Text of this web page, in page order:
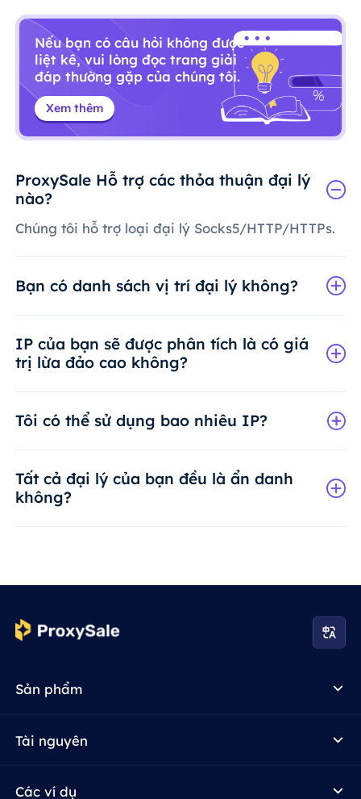
Nếu bạn có câu hỏi không được
liệt kê, vui lòng đọc trang giải
đáp thường gặp của chúng tôi.
Xem thêm
ProxySale Hỗ trợ các thỏa thuận đại lý
nào?
Chúng tôi hỗ trợ loại đại lý Socks5/HTTP/HTTPs.
Bạn có danh sách vị trí đại lý không?
IP của bạn sẽ được phân tích là có giá
trị lừa đảo cao không?
Tôi có thể sử dụng bao nhiêu IP?
Tất cả đại lý của bạn đều là ẩn danh
không?
Sản phẩm
Tài nguyên
Các ví dụ